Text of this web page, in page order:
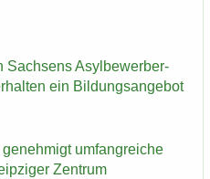
Sach­sens Asylbewerber-​
ein Bil­dungs­an­ge­bot
um­fang­rei­che
Zen­trum